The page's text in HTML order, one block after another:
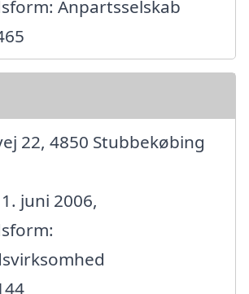
Anpartsselskab
22, 4850 Stubbekøbing
juni 2006,